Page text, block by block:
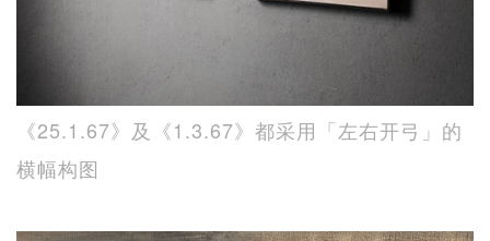
《25.1.67》及《1.3.67》都采用「左右开弓」的
横幅构图